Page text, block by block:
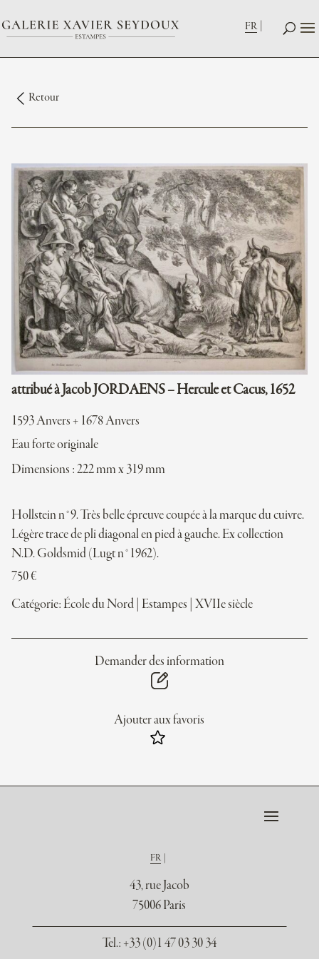
FR
Retour
attribué à Jacob JORDAENS – Hercule et Cacus, 1652
1593 Anvers + 1678 Anvers
Eau forte originale
Dimensions : 222 mm x 319 mm
Hollstein n°9. Très belle épreuve coupée à la marque du cuivre.
Légère trace de pli diagonal en pied à gauche. Ex collection
N.D. Goldsmid (Lugt n°1962).
750€
Catégorie: École du Nord Estampes XVIIe siècle
Demander des information
Ajouter aux favoris
FR
43, rue Jacob
75006 Paris
Tel.: +33 (0)1 47 03 30 34